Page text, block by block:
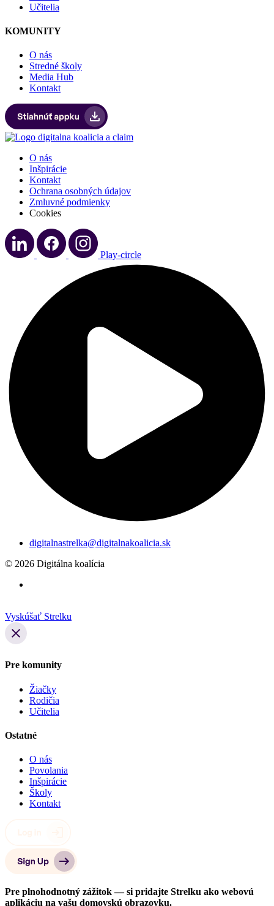
Učitelia
KOMUNITY
O nás
Stredné školy
Media Hub
Kontakt
O nás
Inšpirácie
Kontakt
Ochrana osobných údajov
Zmluvné podmienky
Cookies
Play-circle
digitalnastrelka@digitalnakoalicia.sk
© 2026 Digitálna koalícia
Vyskúšať Strelku
Pre komunity
Žiačky
Rodičia
Učitelia
Ostatné
O nás
Povolania
Inšpirácie
Školy
Kontakt
Pre plnohodnotný zážitok — si pridajte Strelku ako webovú
aplikáciu na vašu domovskú obrazovku.